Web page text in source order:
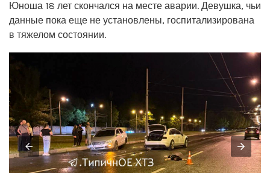
Юноша 18 лет скончался на месте аварии. Девушка, чьи
данные пока еще не установлены, госпитализирована
в тяжелом состоянии.